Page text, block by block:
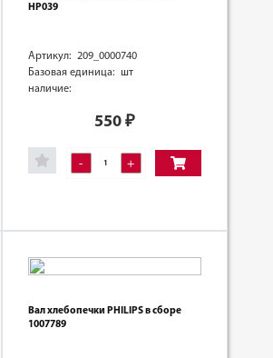
HP039
Артикул: 209_0000740
Базовая единица: шт
наличие:
550 ₽
- +
Вал хлебопечки PHILIPS в сборе
1007789